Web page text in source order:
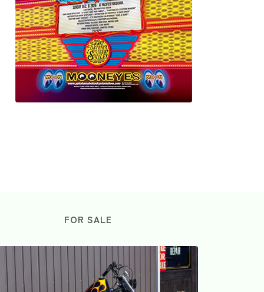
FOR SALE